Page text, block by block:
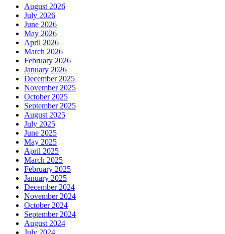
August 2026
July 2026
June 2026
May 2026
April 2026
March 2026
February 2026
January 2026
December 2025
November 2025
October 2025
September 2025
August 2025
July 2025
June 2025
May 2025
April 2025
March 2025
February 2025
January 2025
December 2024
November 2024
October 2024
September 2024
August 2024